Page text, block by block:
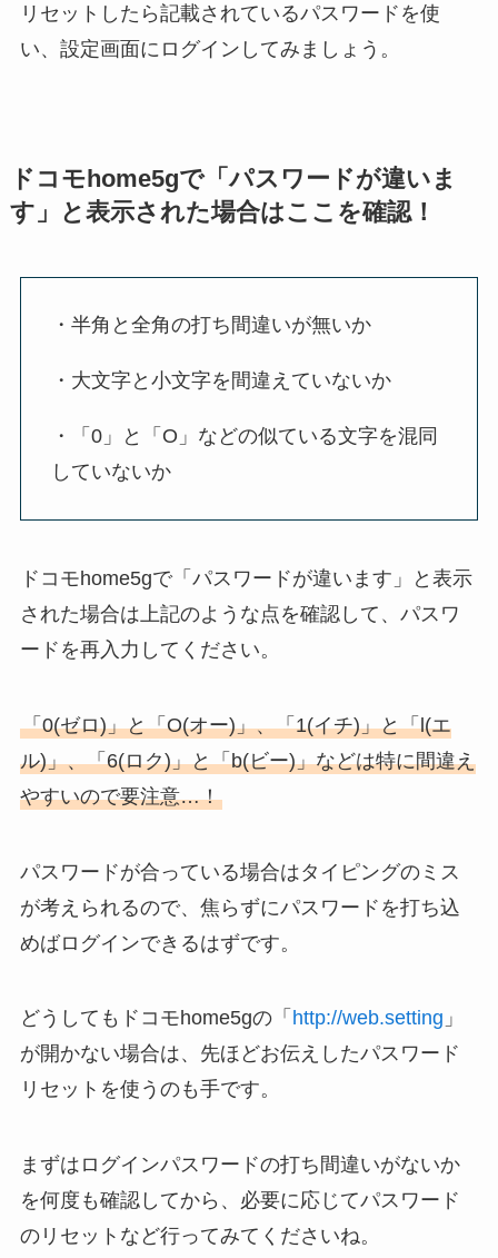
リセットしたら記載されているパスワードを使
い、設定画面にログインしてみましょう。
ドコモhome5gで「パスワードが違いま
す」と表示された場合はここを確認！
・半角と全角の打ち間違いが無いか
・大文字と小文字を間違えていないか
・「0」と「O」などの似ている文字を混同
していないか
ドコモhome5gで「パスワードが違います」と表示
された場合は上記のような点を確認して、パスワ
ードを再入力してください。
「0(ゼロ)」と「O(オー)」、「1(イチ)」と「l(エ
ル)」、「6(ロク)」と「b(ビー)」などは特に間違え
やすいので要注意…！
パスワードが合っている場合はタイピングのミス
が考えられるので、焦らずにパスワードを打ち込
めばログインできるはずです。
どうしてもドコモhome5gの「 http://web.setting 」
が開かない場合は、先ほどお伝えしたパスワード
リセットを使うのも手です。
まずはログインパスワードの打ち間違いがないか
を何度も確認してから、必要に応じてパスワード
のリセットなど行ってみてくださいね。